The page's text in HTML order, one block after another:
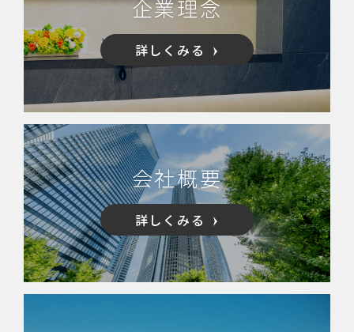
企業理念
詳しくみる
会社概要
詳しくみる